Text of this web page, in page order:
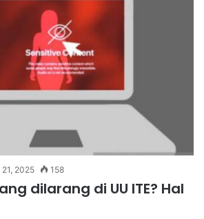
21, 2025 158
dilarang di UU ITE? Hal